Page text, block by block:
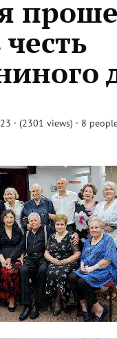
· (2301 views) · 8